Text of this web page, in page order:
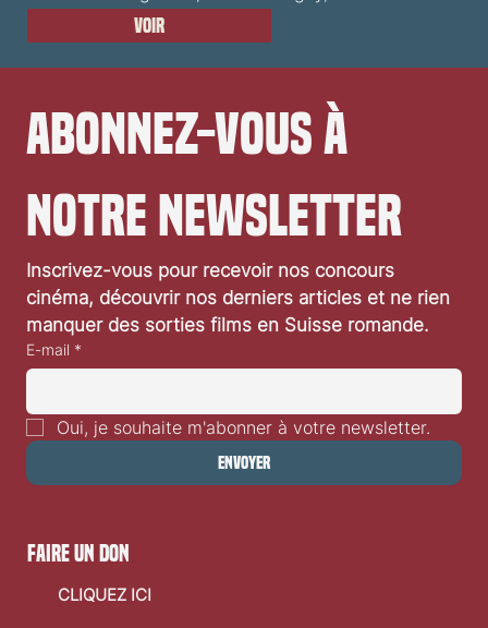
Voir
Abonnez-vous à
notre newsletter
Inscrivez-vous pour recevoir nos concours
cinéma, découvrir nos derniers articles et ne rien
manquer des sorties films en Suisse romande.
E-mail *
Oui, je souhaite m'abonner à votre newsletter.
Envoyer
faire un don
CLIQUEZ ICI